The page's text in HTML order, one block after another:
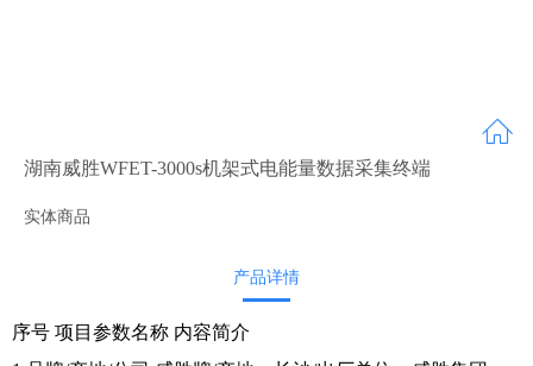
湖南威胜WFET-3000s机架式电能量数据采集终端
实体商品
产品详情
序号 项目参数名称 内容简介